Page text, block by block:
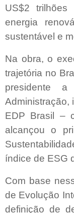
US$2
energia
sustentável e
Na obra, o
trajetória no
presidente
Administração,
EDP Brasil –
alcançou o
índice de ESG
Com base
de Evolução
definição de